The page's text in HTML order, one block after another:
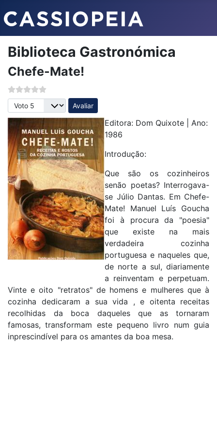
Biblioteca Gastronómica
Chefe-Mate!
Avalie, por favor
Editora: Dom Quixote | Ano:
1986
Introdução:
Que são os cozinheiros
senão poetas? Interrogava-
se Júlio Dantas. Em Chefe-
Mate! Manuel Luís Goucha
foi à procura da "poesia"
que existe na mais
verdadeira cozinha
portuguesa e naqueles que,
de norte a sul, diariamente
a reinventam e perpetuam.
Vinte e oito "retratos" de homens e mulheres que à
cozinha dedicaram a sua vida , e oitenta receitas
recolhidas da boca daqueles que as tornaram
famosas, transformam este pequeno livro num guia
inprescindível para os amantes da boa mesa.